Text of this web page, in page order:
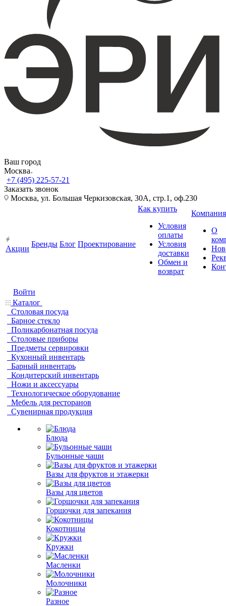
Ваш город
Москва
+7 (495) 225-57-21
Заказать звонок
Москва, ул. Большая Черкизовская, 30А, стр.1, оф.230
Акции
Бренды Блог Проектирование
Как купить
Условия
оплаты
Условия
доставки
Обмен и
возврат
Компания
О
Войти
Каталог
Столовая посуда
Барное стекло
Поликарбонатная посуда
Столовые приборы
Предметы сервировки
Кухонный инвентарь
Барный инвентарь
Кондитерский инвентарь
Ножи и аксессуары
Технологическое оборудование
Мебель для ресторанов
Сувенирная продукция
Блюда
Бульонные чаши
Вазы для фруктов и этажерки
Вазы для цветов
Горшочки для запекания
Кокотницы
Кружки
Масленки
Молочники
Разное